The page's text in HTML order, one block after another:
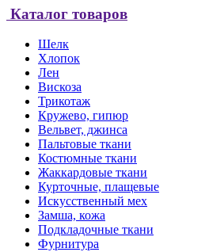
Каталог товаров
Шелк
Хлопок
Лен
Вискоза
Трикотаж
Кружево, гипюр
Вельвет, джинса
Пальтовые ткани
Костюмные ткани
Жаккардовые ткани
Курточные, плащевые
Искусственный мех
Замша, кожа
Подкладочные ткани
Фурнитура